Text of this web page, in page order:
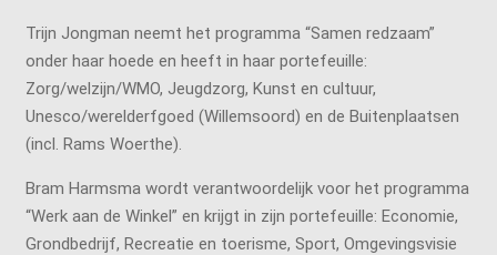
Trijn Jongman neemt het programma “Samen redzaam”
onder haar hoede en heeft in haar portefeuille:
Zorg/welzijn/WMO, Jeugdzorg, Kunst en cultuur,
Unesco/werelderfgoed (Willemsoord) en de Buitenplaatsen
(incl. Rams Woerthe).
Bram Harmsma wordt verantwoordelijk voor het programma
“Werk aan de Winkel” en krijgt in zijn portefeuille: Economie,
Grondbedrijf, Recreatie en toerisme, Sport, Omgevingsvisie